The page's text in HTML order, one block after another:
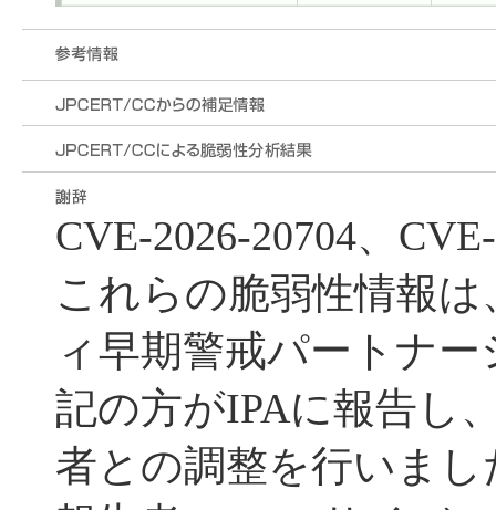
CVE-2026-20704、
これらの脆弱性情報
ィ早期警戒パートナ
記の方がIPAに報告し
者との調整を行いまし